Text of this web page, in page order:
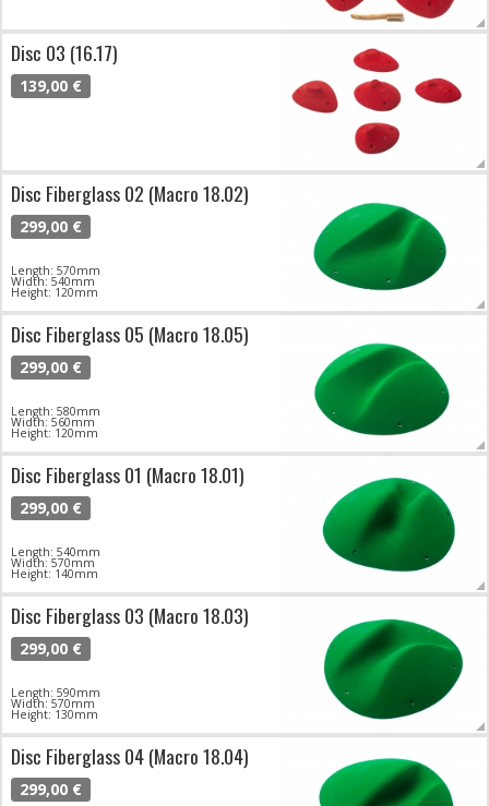
Disc 03 (16.17)
139,00 €
Disc Fiberglass 02 (Macro 18.02)
299,00 €
Length: 570mm
Width: 540mm
Height: 120mm
Disc Fiberglass 05 (Macro 18.05)
299,00 €
Length: 580mm
Width: 560mm
Height: 120mm
Disc Fiberglass 01 (Macro 18.01)
299,00 €
Length: 540mm
Width: 570mm
Height: 140mm
Disc Fiberglass 03 (Macro 18.03)
299,00 €
Length: 590mm
Width: 570mm
Height: 130mm
Disc Fiberglass 04 (Macro 18.04)
299,00 €